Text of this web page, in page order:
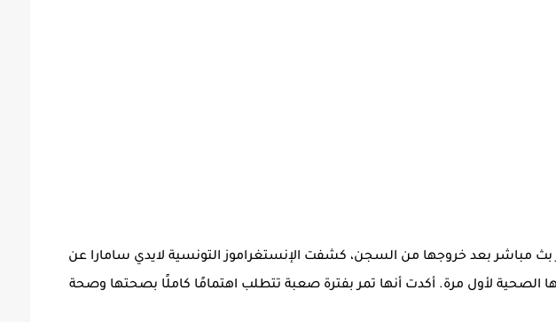
بث مباشر بعد خروجها من السجن، كشفت الإنستغراموز التونسية لايدي سامارا عن
الصحية لأول مرة. أكدت أنها تمر بفترة صعبة تتطلب اهتمامًا كاملًا بصحتها وصحة